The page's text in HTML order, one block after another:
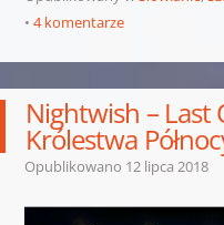
4 komentarze
Nightwish – Last
Królestwa
Opublikowano 12 lipca 2018